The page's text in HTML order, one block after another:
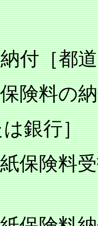
付［都
険料の
銀行］
保険料